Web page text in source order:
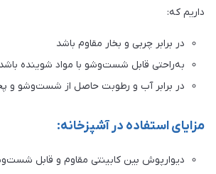
داریم که:
در برابر چربی و بخار مقاوم باشد
به‌راحتی قابل شست‌وشو با مواد شوینده باشد
در برابر آب و رطوبت حاصل از شست‌وشو و
مزایای استفاده در آشپزخانه:
دیوارپوش بین کابینتی مقاوم و قابل